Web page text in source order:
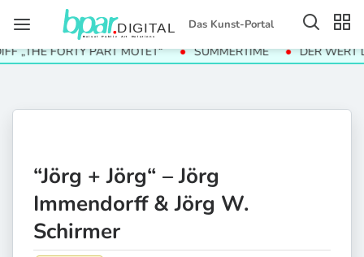
Das Kunst-Portal
FORTY PART MOTET“ SUMMERTIME DER WERT DER
“Jörg + Jörg“ – Jörg
Immendorff & Jörg W.
Schirmer